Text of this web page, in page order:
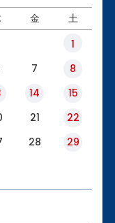
金 土
1
7
8
14
15
21
22
28
29